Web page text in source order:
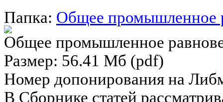
Папка: Общее промышленное
Общее промышленное
Размер: 56.41 Мб (pdf)
Номер допонирования на
В Сборнике статей